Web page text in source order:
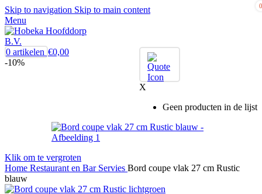
Skip to navigation Skip to main content
Menu
0
X
Geen producten in de lijst
0 artikelen €0,00
-10%
Klik om te vergroten
Home Restaurant en Bar Servies Bord coupe vlak 27 cm Rustic
blauw